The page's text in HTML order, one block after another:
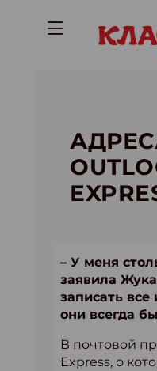
– У меня
заявила
записать все
они всегда
В почтовой
Express, о